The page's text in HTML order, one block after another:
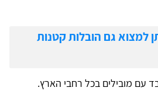
למצוא גם הובלות קטנות
עם מובילים בכל רחבי הארץ.